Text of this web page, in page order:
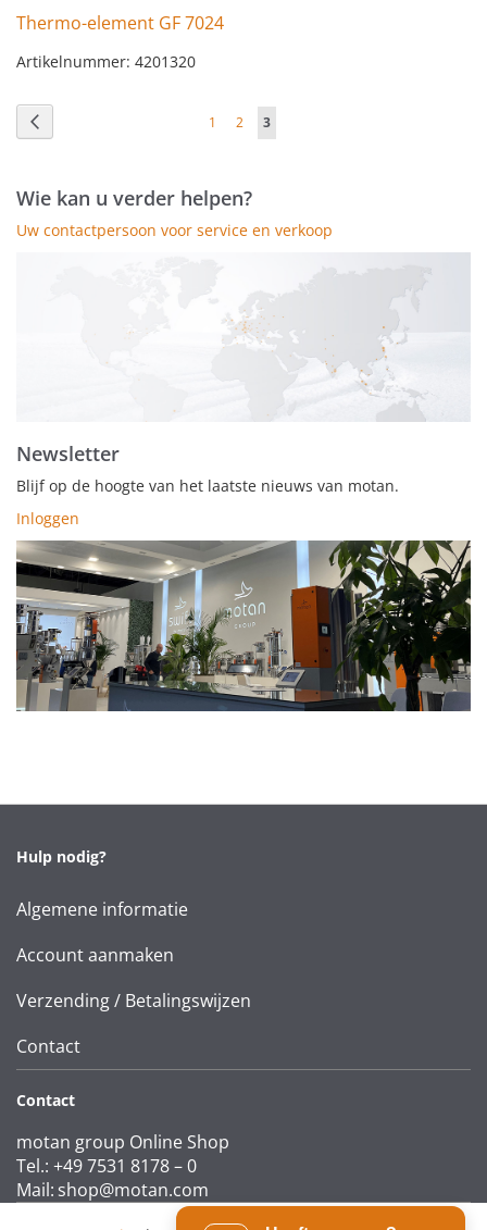
Thermo-element GF 7024
Artikelnummer: 4201320
Pagina
Pagina
1 Pagina
2
U
3
Wie kan u verder helpen?
Uw contactpersoon voor service en verkoop
Newsletter
Blijf op de hoogte van het laatste nieuws van motan.
Inloggen
Hulp nodig?
Algemene informatie
Account aanmaken
Verzending / Betalingswijzen
Contact
Contact
motan group Online Shop
Tel.: +49 7531 8178 – 0
Mail: shop@motan.com